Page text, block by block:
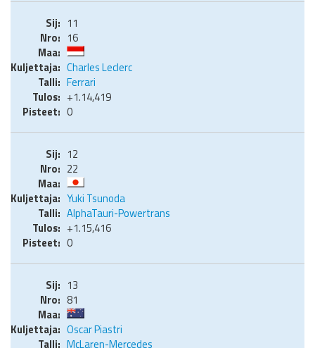
11
16
Charles Leclerc
Ferrari
+1.14,419
0
12
22
Yuki Tsunoda
AlphaTauri-Powertrans
+1.15,416
0
13
81
Oscar Piastri
McLaren-Mercedes